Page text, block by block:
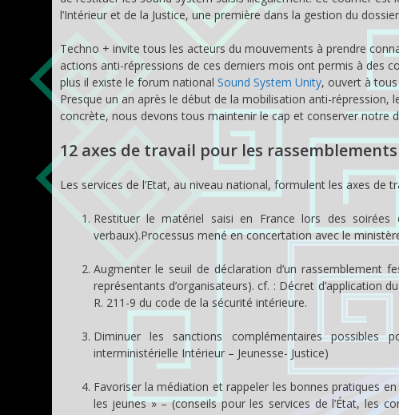
l’Intérieur et de la Justice, une première dans la gestion du
Techno + invite tous les acteurs du mouvements à prendre
actions anti-répressions de ces derniers mois ont permis à des
plus il existe le forum national Sound System Unity, ouvert à
Presque un an après le début de la mobilisation anti-répression,
concrète, nous devons tous maintenir le cap et conserver notre
12 axes de travail pour les
Les services de l’Etat, au niveau national, formulent les axes de
Restituer le matériel saisi en France lors des
verbaux).Processus mené en concertation avec le
Augmenter le seuil de déclaration d’un rassemblement
représentants d’organisateurs). cf. : Décret d’application
R. 211-9 du code de la sécurité intérieure.
Diminuer les sanctions complémentaires possibles
interministérielle Intérieur – Jeunesse- Justice)
Favoriser la médiation et rappeler les bonnes pratiques
les jeunes » – (conseils pour les services de l’État, les